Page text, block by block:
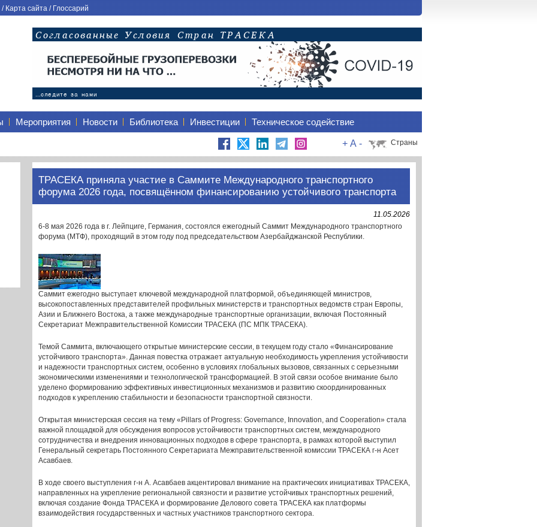
/Карта сайта/Глоссарий
Мероприятия Новости Библиотека Инвестиции Техническое содействие
Страны
+ A -
ТРАСЕКА приняла участие в Саммите Международного транспортного
форума 2026 года, посвящённом финансированию устойчивого транспорта
11.05.2026
6-8 мая 2026 года в г. Лейпциге, Германия, состоялся ежегодный Саммит Международного транспортного
форума (МТФ), проходящий в этом году под председательством Азербайджанской Республики.
Саммит ежегодно выступает ключевой международной платформой, объединяющей министров,
высокопоставленных представителей профильных министерств и транспортных ведомств стран Европы,
Азии и Ближнего Востока, а также международные транспортные организации, включая Постоянный
Секретариат Межправительственной Комиссии ТРАСЕКА (ПС МПК ТРАСЕКА).
Темой Саммита, включающего открытые министерские сессии, в текущем году стало «Финансирование
устойчивого транспорта». Данная повестка отражает актуальную необходимость укрепления устойчивости
и надежности транспортных систем, особенно в условиях глобальных вызовов, связанных с серьезными
экономическими изменениями и технологической трансформацией. В этой связи особое внимание было
уделено формированию эффективных инвестиционных механизмов и развитию скоординированных
подходов к укреплению стабильности и безопасности транспортной связности.
Открытая министерская сессия на тему «Pillars of Progress: Governance, Innovation, and Cooperation» стала
важной площадкой для обсуждения вопросов устойчивости транспортных систем, международного
сотрудничества и внедрения инновационных подходов в сфере транспорта, в рамках которой выступил
Генеральный секретарь Постоянного Секретариата Межправительственной комиссии ТРАСЕКА г-н Асет
Асавбаев.
В ходе своего выступления г-н А. Асавбаев акцентировал внимание на практических инициативах ТРАСЕКА,
направленных на укрепление региональной связности и развитие устойчивых транспортных решений,
включая создание Фонда ТРАСЕКА и формирование Делового совета ТРАСЕКА как платформы
взаимодействия государственных и частных участников транспортного сектора.